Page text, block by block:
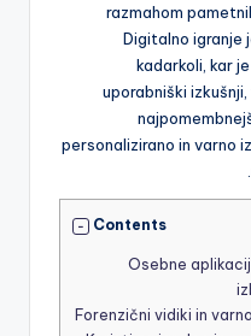
razmahom
Digitalno igranje
kadarkoli, kar
uporabniški
personalizirano in varno
Contents
Osebne